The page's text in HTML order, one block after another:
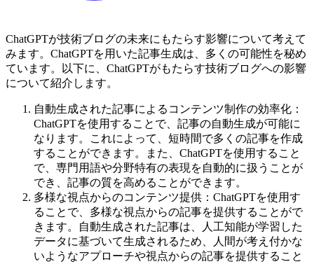
ChatGPTが技術ブログの未来にもたらす影響について考えて
みます。ChatGPTを用いた記事生成は、多くの可能性を秘め
ています。以下に、ChatGPTがもたらす技術ブログへの影響
について紹介します。
自動生成された記事によるコンテンツ制作の効率化：
ChatGPTを使用することで、記事の自動生成が可能に
なります。これによって、短時間で多くの記事を作成
することができます。また、ChatGPTを使用すること
で、専門用語や分野特有の表現を自動的に扱うことが
でき、記事の質を高めることができます。
多様な視点からのコンテンツ提供：ChatGPTを使用す
ることで、多様な視点からの記事を提供することがで
きます。自動生成された記事は、人工知能が学習した
データに基づいて生成されるため、人間が考え付かな
いようなアプローチや視点からの記事を提供すること